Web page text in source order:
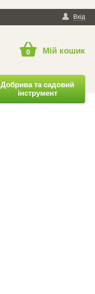
Вхід
0 Мій кошик
Добрива та садовий
інструмент